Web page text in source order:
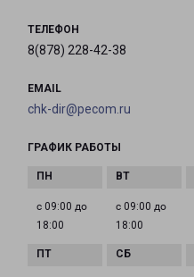
ТЕЛЕФОН
8(878) 228-42-38
EMAIL
chk-dir@pecom.ru
ГРАФИК РАБОТЫ
с 09:00 до
18:00
с 09:00 до
18:00